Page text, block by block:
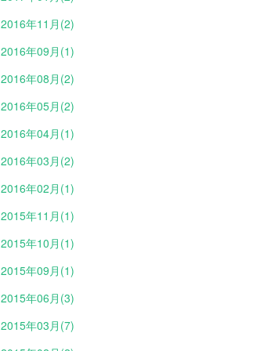
2016年11月(2)
2016年09月(1)
2016年08月(2)
2016年05月(2)
2016年04月(1)
2016年03月(2)
2016年02月(1)
2015年11月(1)
2015年10月(1)
2015年09月(1)
2015年06月(3)
2015年03月(7)